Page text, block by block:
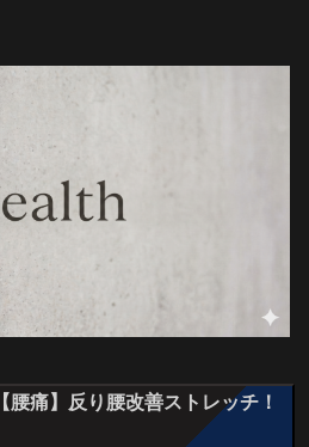
【腰痛】反り腰改善ストレッチ！